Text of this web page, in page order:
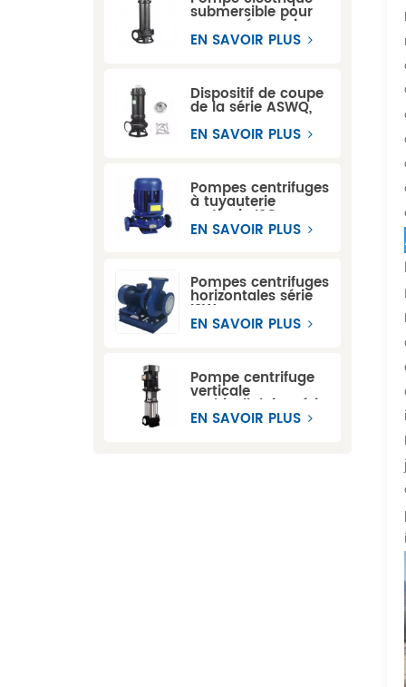
submersible pour
eaux usées série
WQ
EN SAVOIR PLUS
Dispositif de coupe
de la série ASWQ,
submersibles pour
EN SAVOIR PLUS
Pompes centrifuges
à tuyauterie
verticale ISG
EN SAVOIR PLUS
Pompes centrifuges
horizontales série
ISW
EN SAVOIR PLUS
Pompe centrifuge
verticale
multicellulaire série
CDL
EN SAVOIR PLUS